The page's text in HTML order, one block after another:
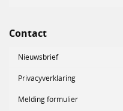
Contact
Nieuwsbrief
Privacyverklaring
Melding formulier